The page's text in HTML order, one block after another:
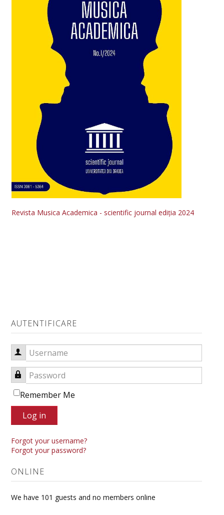
Revista Musica Academica - scientific journal ediția 2024
AUTENTIFICARE
Username
Password
Remember Me
Log in
Forgot your username?
Forgot your password?
ONLINE
We have 101 guests and no members online